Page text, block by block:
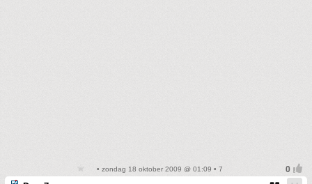
• zondag 18 oktober 2009 @ 01:09 • 7